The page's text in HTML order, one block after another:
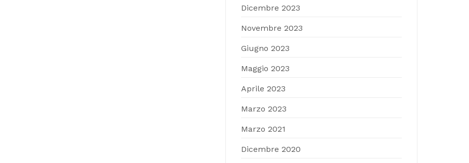
Dicembre 2023
Novembre 2023
Giugno 2023
Maggio 2023
Aprile 2023
Marzo 2023
Marzo 2021
Dicembre 2020